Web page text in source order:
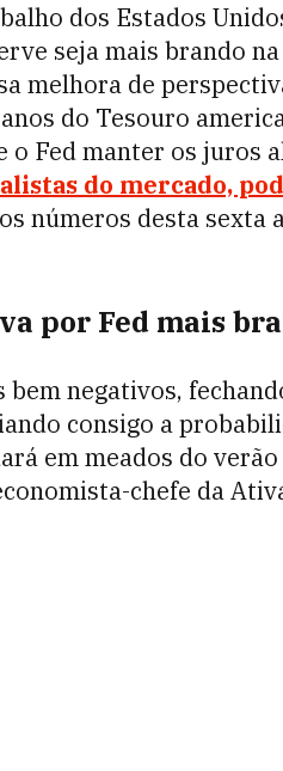
dos Estados
seja mais brando
melhora de
do Tesouro
o Fed manter os juros
do mercado,
números desta
por Fed mais
negativos,
consigo a
em meados do
chefe da